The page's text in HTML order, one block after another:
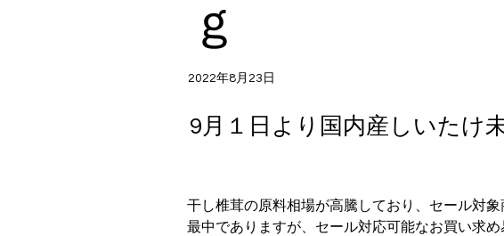
ｇ
2022年8月23日
9月１日より国内産しいたけ
干し椎茸の原料相場が高騰しており、セール対
最中でありますが、セール対応可能なお買い求